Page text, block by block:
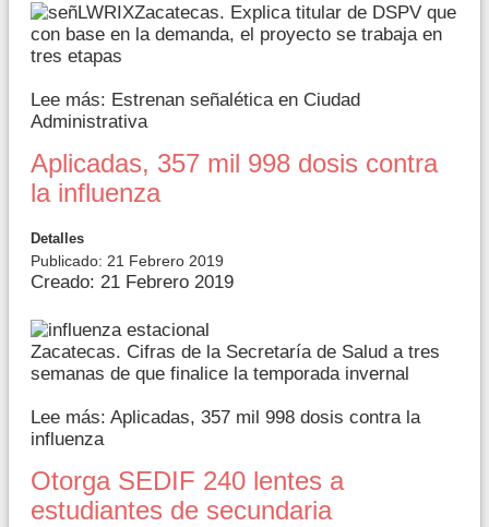
Zacatecas. Explica titular de DSPV que
con base en la demanda, el proyecto se trabaja en
tres etapas
Lee más: Estrenan señalética en Ciudad
Administrativa
Aplicadas, 357 mil 998 dosis contra
la influenza
Detalles
Publicado: 21 Febrero 2019
Creado: 21 Febrero 2019
Zacatecas. Cifras de la Secretaría de Salud a tres
semanas de que finalice la temporada invernal
Lee más: Aplicadas, 357 mil 998 dosis contra la
influenza
Otorga SEDIF 240 lentes a
estudiantes de secundaria